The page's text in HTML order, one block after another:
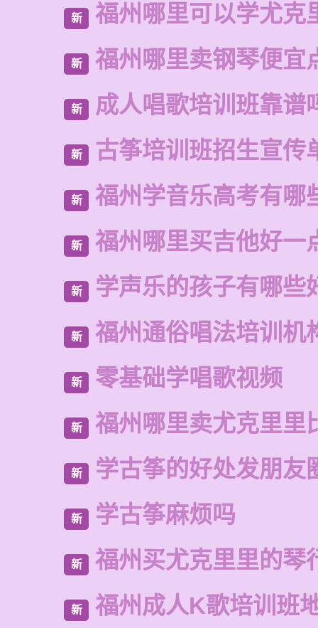
新 福州哪里可以学尤克
新 福州哪里卖钢琴便宜
新 成人唱歌培训班靠谱
新 古筝培训班招生宣传
新 福州学音乐高考有哪
新 福州哪里买吉他好一
新 学声乐的孩子有哪些
新 福州通俗唱法培训机
新 零基础学唱歌视频
新 福州哪里卖尤克里里
新 学古筝的好处发朋友
新 学古筝麻烦吗
新 福州买尤克里里的琴
新 福州成人K歌培训班